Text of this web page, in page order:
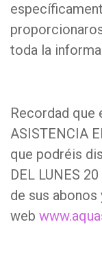
toda la
Recordad que
ASISTENCIA
que podréis
DEL LUNES
de sus abonos
web